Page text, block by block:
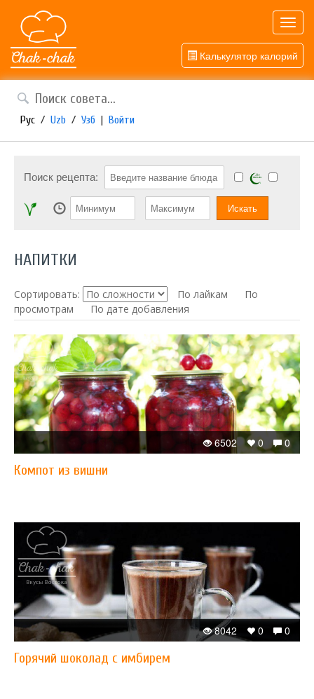
Калькулятор калорий
Рус / Uzb / Узб | Войти
Поиск рецепта:
НАПИТКИ
Сортировать: По лайкам
По
просмотрам
По дате добавления
0
0
6502
Компот из вишни
0
0
8042
Горячий шоколад с имбирем